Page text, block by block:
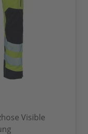
Visible